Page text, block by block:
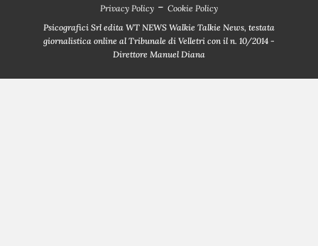
Privacy Policy - Cookie Policy
Psicografici Srl edita WT NEWS Walkie Talkie News, testata
giornalistica online al Tribunale di Velletri con il n. 10/2014 -
Direttore Manuel Diana